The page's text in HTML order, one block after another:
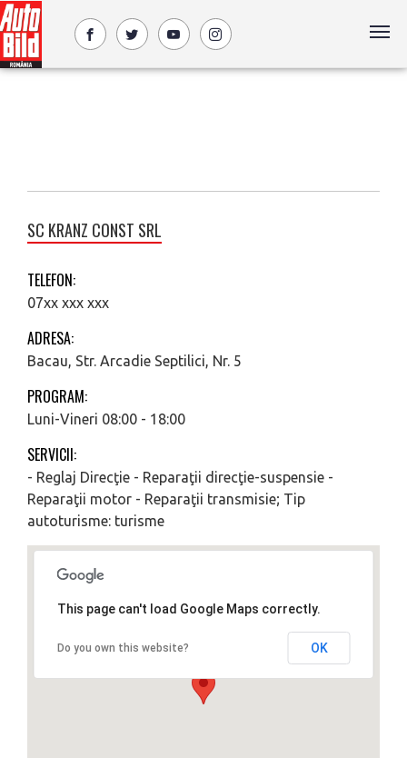
SC KRANZ CONST SRL
TELEFON:
07xx xxx xxx
ADRESA:
Bacau, Str. Arcadie Septilici, Nr. 5
PROGRAM:
Luni-Vineri 08:00 - 18:00
SERVICII:
- Reglaj Direcţie - Reparaţii direcţie-suspensie -
Reparaţii motor - Reparaţii transmisie; Tip
autoturisme: turisme
This page can't load Google Maps correctly.
Do you own this website? OK